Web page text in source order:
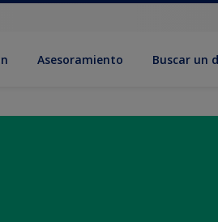
Asesoramiento Buscar un